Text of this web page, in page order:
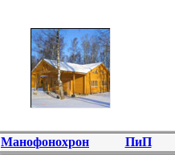
Манофонохрон ПиП